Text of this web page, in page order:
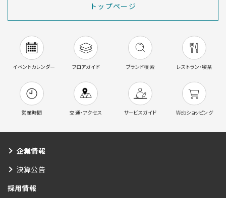
トップページ
イベントカレンダー フロアガイド ブランド検索 レストラン・喫茶
営業時間 交通・アクセス サービスガイド Webショッピング
企業情報
決算公告
採用情報